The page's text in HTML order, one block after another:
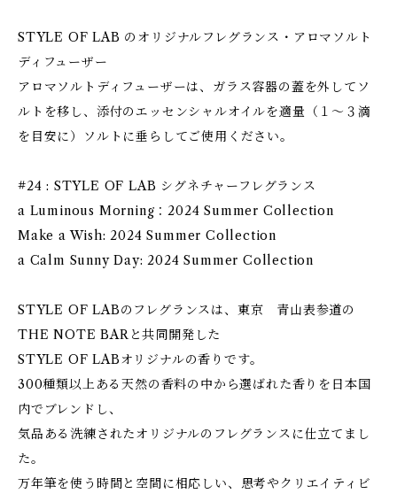
STYLE OF LAB のオリジナルフレグランス・アロマソルト
ディフューザー
アロマソルトディフューザーは、ガラス容器の蓋を外してソ
ルトを移し、添付のエッセンシャルオイルを適量（１〜３滴
を目安に）ソルトに垂らしてご使用ください。
#24 : STYLE OF LAB シグネチャーフレグランス
a Luminous Morning：2024 Summer Collection
Make a Wish: 2024 Summer Collection
a Calm Sunny Day: 2024 Summer Collection
STYLE OF LABのフレグランスは、東京 青山表参道の
THE NOTE BARと共同開発した
STYLE OF LABオリジナルの香りです。
300種類以上ある天然の香料の中から選ばれた香りを日本国
内でブレンドし、
気品ある洗練されたオリジナルのフレグランスに仕立てまし
た。
万年筆を使う時間と空間に相応しい、思考やクリエイティビ